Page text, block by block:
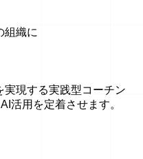
組織に
現する実践型コーチン
活用を定着させます。